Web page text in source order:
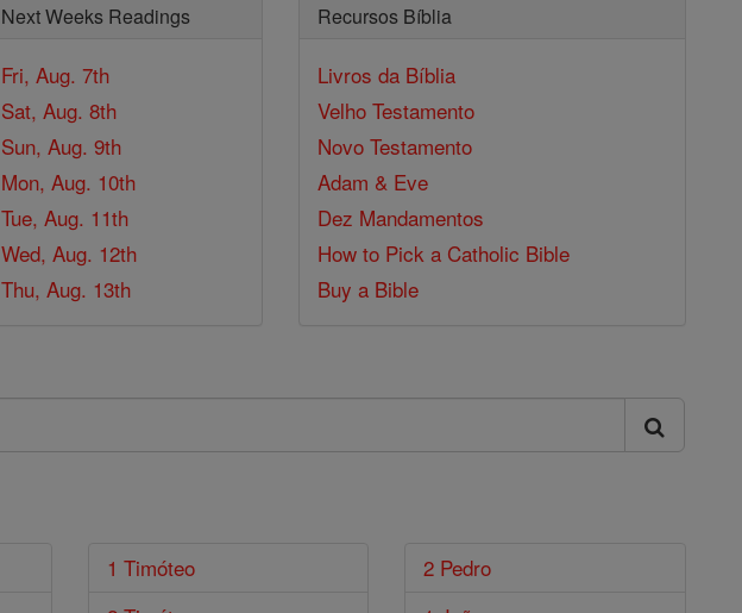
Next Weeks Readings
Fri, Aug. 7th
Sat, Aug. 8th
Sun, Aug. 9th
Mon, Aug. 10th
Tue, Aug. 11th
Wed, Aug. 12th
Thu, Aug. 13th
Recursos Bíblia
Livros da Bíblia
Velho Testamento
Novo Testamento
Adam & Eve
Dez Mandamentos
How to Pick a Catholic Bible
Buy a Bible
1 Timóteo
2 Pedro